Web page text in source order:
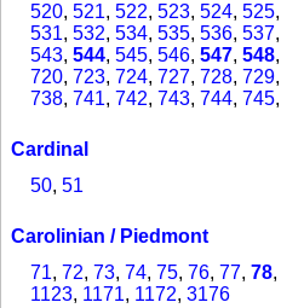
520, 521, 522, 523, 524, 525,
531, 532, 534, 535, 536, 537,
543, 544, 545, 546, 547, 548,
720, 723, 724, 727, 728, 729,
738, 741, 742, 743, 744, 745,
Cardinal
50, 51
Carolinian / Piedmont
71, 72, 73, 74, 75, 76, 77, 78,
1123, 1171, 1172, 3176